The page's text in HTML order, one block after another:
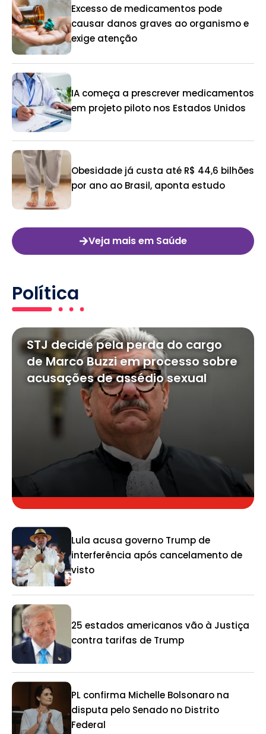
Excesso de medicamentos pode
causar danos graves ao organismo e
exige atenção
IA começa a prescrever medicamentos
em projeto piloto nos Estados Unidos
Obesidade já custa até R$ 44,6 bilhões
por ano ao Brasil, aponta estudo
Veja mais em Saúde
Política
STJ decide pela perda do cargo
de Marco Buzzi em processo sobre
acusações de assédio sexual
Lula acusa governo Trump de
interferência após cancelamento de
visto
25 estados americanos vão à Justiça
contra tarifas de Trump
PL confirma Michelle Bolsonaro na
disputa pelo Senado no Distrito
Federal